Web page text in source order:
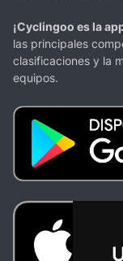
¡Cyclingoo es la
las principales
clasificaciones y la
equipos.